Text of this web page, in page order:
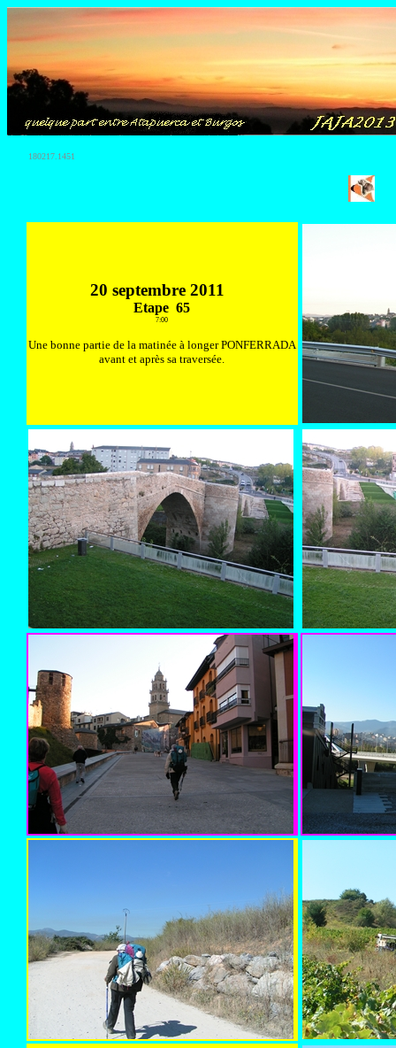
180217.1451
20 septembre 2011
Etape 65
7:00
Une bonne partie de la matinée à longer PONFERRADA
avant et après sa traversée.